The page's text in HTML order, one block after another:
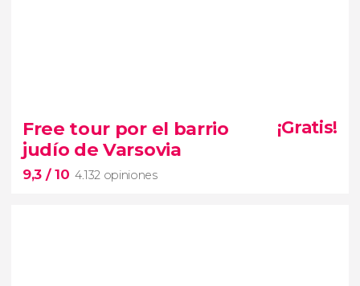
407 opiniones
además las criptas reales.
Free tour por el barrio
judío de Varsovia
9,3 / 10 4.132 opiniones
¡Gratis!